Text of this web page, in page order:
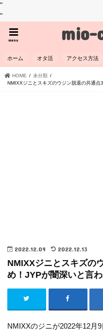
"
"
mio-
menu
ホーム オタ活 アクセス方法
HOME
未分類
NMIXXジニとスキズのウジン脱退の共通点
2022.12.09 2022.12.13
NMIXXジニとスキズの
め！JYPが闇深いと言わ
NMIXXのジニが2022年12月